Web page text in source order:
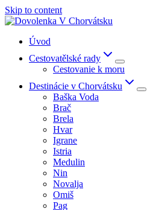
Skip to content
Úvod
Cestovatělské rady
Cestovanie k moru
Destinácie v Chorvátsku
Baška Voda
Brač
Brela
Hvar
Igrane
Istria
Medulin
Nin
Novalja
Omiš
Pag